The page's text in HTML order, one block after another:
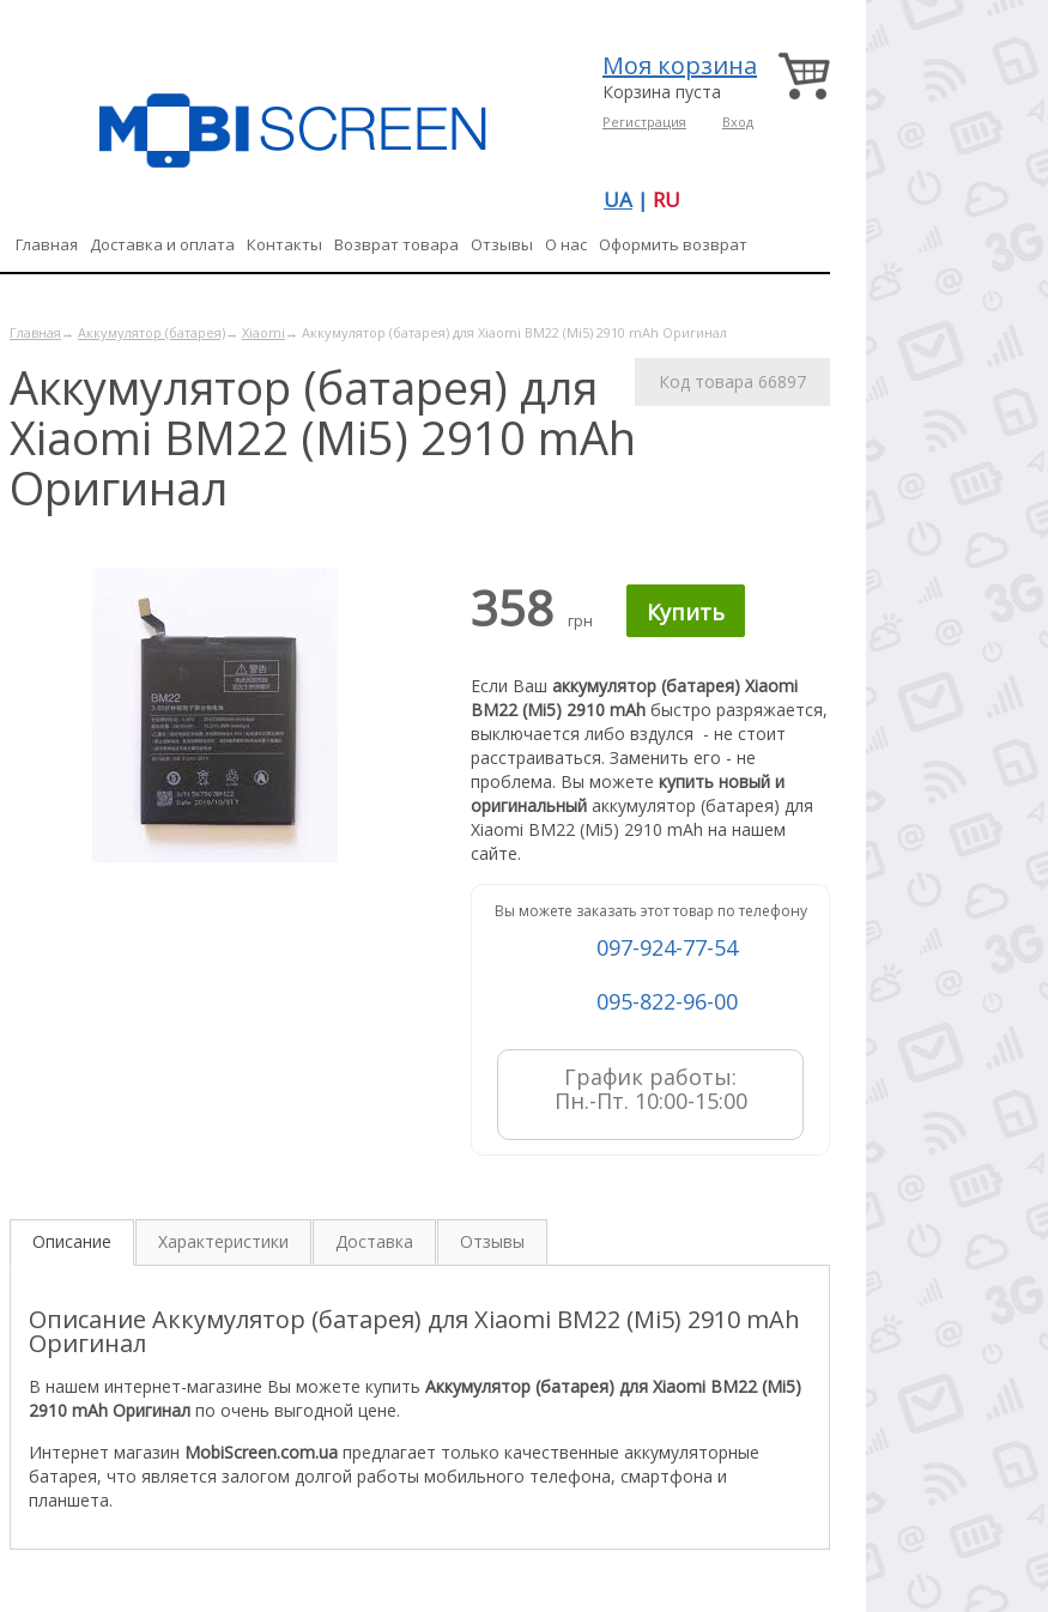
Моя корзина
Корзина пуста
Регистрация Вход
UA | RU
Главная Доставка и оплата Контакты Возврат товара Отзывы О нас Оформить возврат
Главная → Аккумулятор (батарея)→ Xiaomi → Аккумулятор (батарея) для Xiaomi BM22 (Mi5) 2910 mAh Оригинал
Код товара 66897
Аккумулятор (батарея) для
Xiaomi BM22 (Mi5) 2910 mAh
Оригинал
358 грн
Если Ваш аккумулятор (батарея) Xiaomi
BM22 (Mi5) 2910 mAh быстро разряжается,
выключается либо вздулся - не стоит
расстраиваться. Заменить его - не
проблема. Вы можете купить новый и
оригинальный аккумулятор (батарея) для
Xiaomi BM22 (Mi5) 2910 mAh на нашем
сайте.
Вы можете заказать этот товар по телефону
097-924-77-54
095-822-96-00
График работы:
Пн.-Пт. 10:00-15:00
Описание Характеристики Доставка Отзывы
Описание Аккумулятор (батарея) для Xiaomi BM22 (Mi5) 2910 mAh
Оригинал
В нашем интернет-магазине Вы можете купить Аккумулятор (батарея) для Xiaomi BM22 (Mi5)
2910 mAh Оригинал по очень выгодной цене.
Интернет магазин MobiScreen.com.ua предлагает только качественные аккумуляторные
батарея, что является залогом долгой работы мобильного телефона, смартфона и
планшета.